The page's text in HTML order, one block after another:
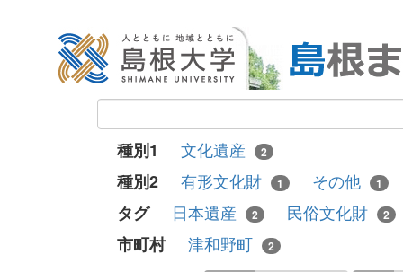
種別1 文化遺産 2
種別2 有形文化財 1 その他 1
タグ 日本遺産 2 民俗文化財 2
市町村 津和野町 2